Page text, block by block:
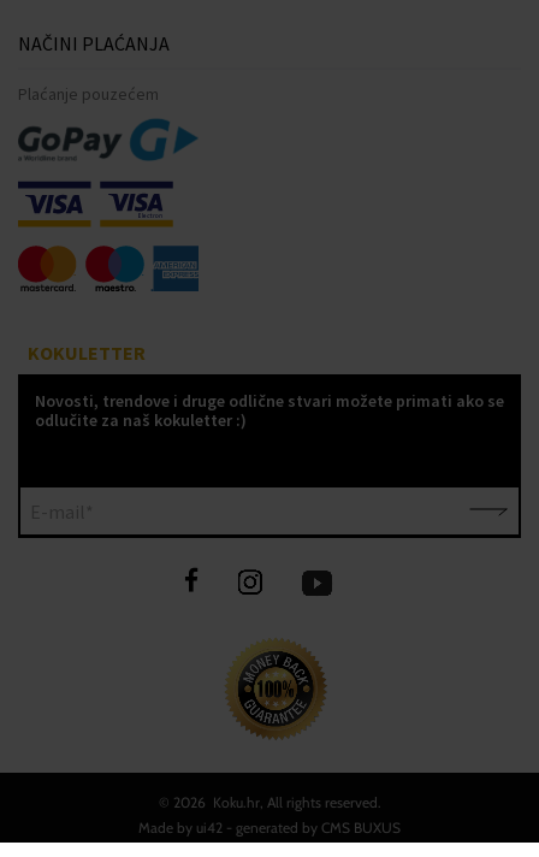
NAČINI PLAĆANJA
Plaćanje pouzećem
KOKULETTER
Novosti, trendove i druge odlične stvari možete primati ako se
odlučite za naš kokuletter :)
© 2026 Koku.hr, All rights reserved.
Made by ui42 - generated by CMS BUXUS